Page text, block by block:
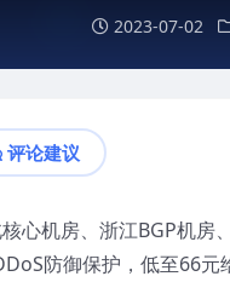
2023-07-02
评论建议
心机房、浙江BGP机
防御保护，低至66